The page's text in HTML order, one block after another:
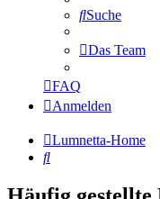
Suche
Das Team
FAQ
Anmelden
Lumnetta-Home
Suche